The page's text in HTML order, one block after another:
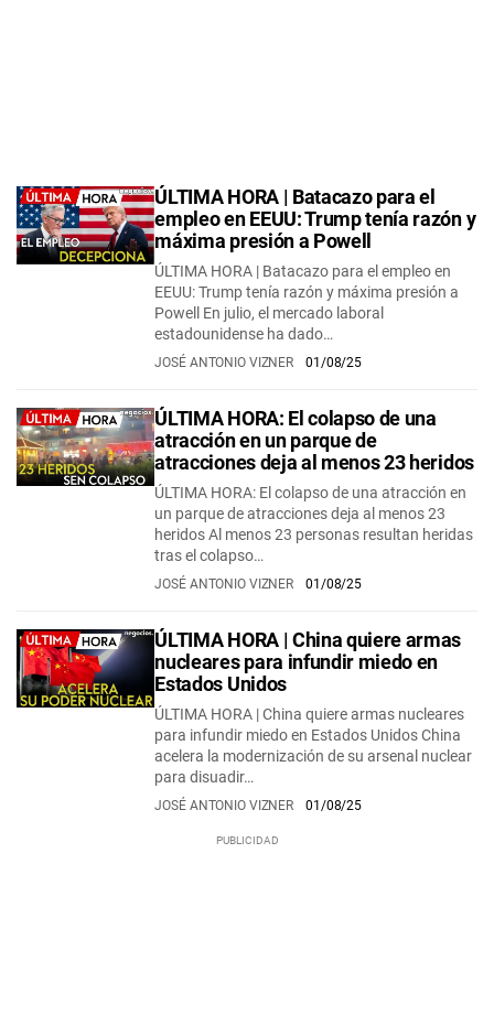
ÚLTIMA HORA | Batacazo para el
empleo en EEUU: Trump tenía razón y
máxima presión a Powell
ÚLTIMA HORA | Batacazo para el empleo en
EEUU: Trump tenía razón y máxima presión a
Powell En julio, el mercado laboral
estadounidense ha dado…
JOSÉ ANTONIO VIZNER 01/08/25
ÚLTIMA HORA: El colapso de una
atracción en un parque de
atracciones deja al menos 23 heridos
ÚLTIMA HORA: El colapso de una atracción en
un parque de atracciones deja al menos 23
heridos Al menos 23 personas resultan heridas
tras el colapso…
JOSÉ ANTONIO VIZNER 01/08/25
ÚLTIMA HORA | China quiere armas
nucleares para infundir miedo en
Estados Unidos
ÚLTIMA HORA | China quiere armas nucleares
para infundir miedo en Estados Unidos China
acelera la modernización de su arsenal nuclear
para disuadir…
JOSÉ ANTONIO VIZNER 01/08/25